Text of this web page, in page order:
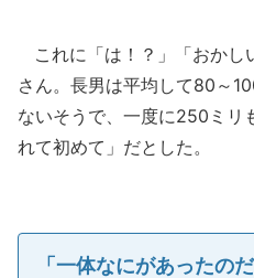
これに「は！？」「おかし
さん。長男は平均して80～
ないそうで、一度に250ミリ
れて初めて」だとした。
「一体なにがあったのだ